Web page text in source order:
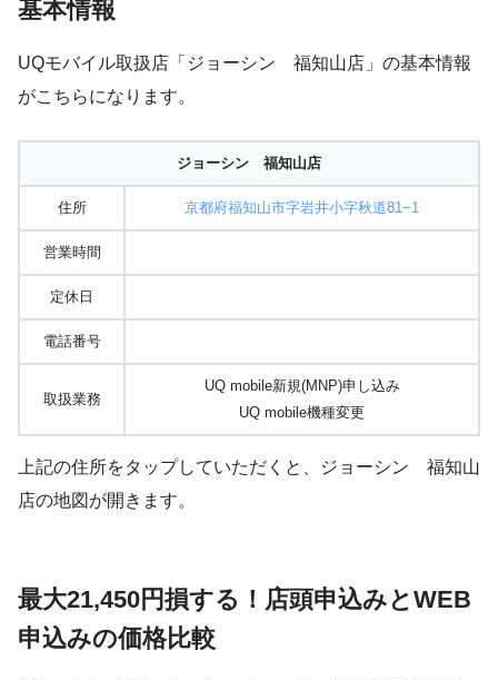
基本情報
UQモバイル取扱店「ジョーシン 福知山店」の基本情報
がこちらになります。
ジョーシン 福知山店
住所 京都府福知山市字岩井小字秋道81−1
営業時間
定休日
電話番号
取扱業務
UQ mobile新規(MNP)申し込み
UQ mobile機種変更
上記の住所をタップしていただくと、ジョーシン 福知山
店の地図が開きます。
最大21,450円損する！店頭申込みとWEB
申込みの価格比較